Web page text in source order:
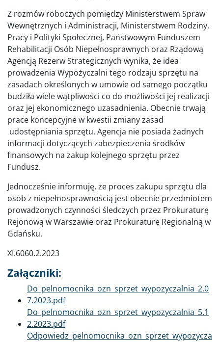
Z rozmów roboczych pomiędzy Ministerstwem Spraw
Wewnętrznych i Administracji, Ministerstwem Rodziny,
Pracy i Polityki Społecznej, Państwowym Funduszem
Rehabilitacji Osób Niepełnosprawnych oraz Rządową
Agencją Rezerw Strategicznych wynika, że idea
prowadzenia Wypożyczalni tego rodzaju sprzętu na
zasadach określonych w umowie od samego początku
budziła wiele wątpliwości co do możliwości jej realizacji
oraz jej ekonomicznego uzasadnienia. Obecnie trwają
prace koncepcyjne w kwestii zmiany zasad
udostępniania sprzętu. Agencja nie posiada żadnych
informacji dotyczących zabezpieczenia środków
finansowych na zakup kolejnego sprzętu przez
Fundusz.
Jednocześnie informuję, że proces zakupu sprzętu dla
osób z niepełnosprawnością jest obecnie przedmiotem
prowadzonych czynności śledczych przez Prokuraturę
Rejonową w Warszawie oraz Prokuraturę Regionalną w
Gdańsku.
XI.6060.2.2023
Załączniki:
Dokument
Do_pelnomocnika_ozn_sprzet_wypozyczalnia_2.0
7.2023.pdf
Dokument
Do_pelnomocnika_ozn_sprzet_wypozyczalnia_5.1
2.2023.pdf
Dokument
Odpowiedz_pelnomocnika_ozn_sprzet_wypozycza